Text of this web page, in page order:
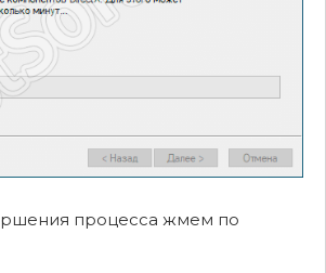
процесса жмем по